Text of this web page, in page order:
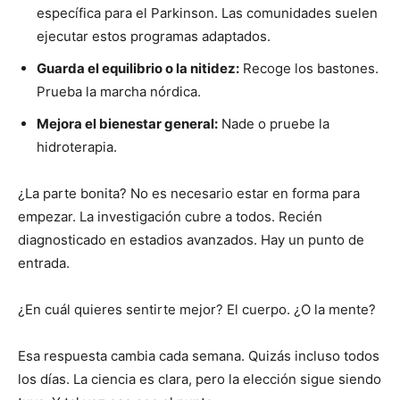
específica para el Parkinson. Las comunidades suelen
ejecutar estos programas adaptados.
Guarda el equilibrio o la nitidez: Recoge los bastones.
Prueba la marcha nórdica.
Mejora el bienestar general: Nade o pruebe la
hidroterapia.
¿La parte bonita? No es necesario estar en forma para
empezar. La investigación cubre a todos. Recién
diagnosticado en estadios avanzados. Hay un punto de
entrada.
¿En cuál quieres sentirte mejor? El cuerpo. ¿O la mente?
Esa respuesta cambia cada semana. Quizás incluso todos
los días. La ciencia es clara, pero la elección sigue siendo